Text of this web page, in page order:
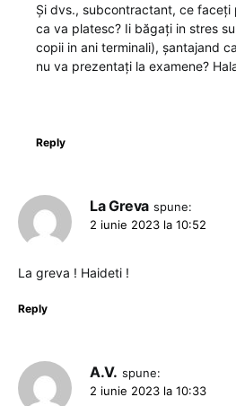
Și dvs., subcontractant, ce
ca va platesc? Ii băgați in stres
copii in ani terminali), șantajand
nu va prezentați la examene?
Reply
La Greva spune:
2 iunie 2023 la 10:52
La greva ! Haideti !
Reply
A.V. spune:
2 iunie 2023 la 10:33